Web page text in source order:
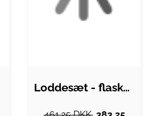
Loddesæt - flaskegas Sievert Powerjet